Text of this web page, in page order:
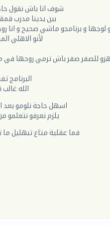
شوف انا باش نقول
بين يدينا مدرب
لوجها و برنامجو ماشي صحيح و انا
لأنو الاهلي
هزو للصفر صفر باش ترمي روحها في
البرنامج تفسخ
الله
اسهل حاجة نلومو بعد
يلزم نعرفو نتعلمو
فما عقلية متاع تبهليل